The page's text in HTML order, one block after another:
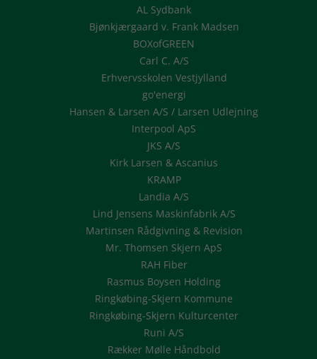
AL Sydbank
Bjønkjærgaard v. Frank Madsen
BOXofGREEN
Carl C. A/S
Erhvervsskolen Vestjylland
go'energi
Hansen & Larsen A/S / Larsen Udlejning
Interpool ApS
JKS A/S
Kirk Larsen & Ascanius
KRAMP
Landia A/S
Lind Jensens Maskinfabrik A/S
Martinsen Rådgivning & Revision
Mr. Thomsen Skjern ApS
RAH Fiber
Rasmus Boysen Holding
Ringkøbing-Skjern Kommune
Ringkøbing-Skjern Kulturcenter
Runi A/S
Rækker Mølle Håndbold